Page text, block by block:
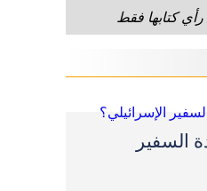
كتابها فقط
السفير